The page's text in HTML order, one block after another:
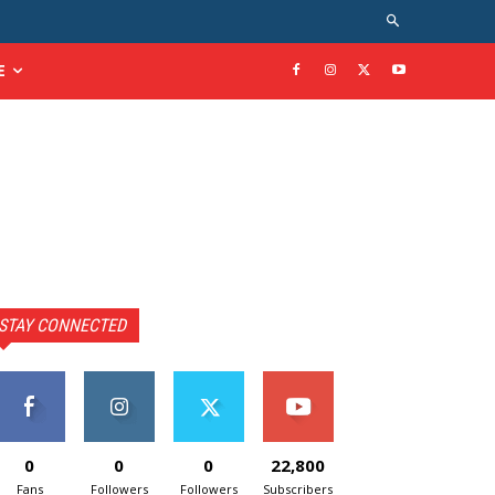
CONNECTED
0
Fans
0
Followers
0
Followers
22,800
Subscribers